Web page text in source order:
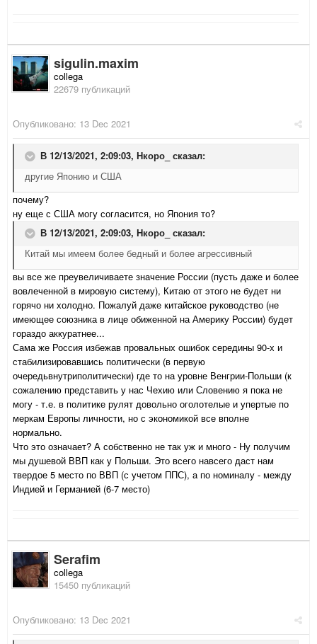
sigulin.maxim
collega
22679 публикаций
Опубликовано: 13 Dec 2021
В 12/13/2021, 2:09:03, Нкоро_ сказал:
другие Японию и США
почему?
ну еще с США могу согласится, но Япония то?
В 12/13/2021, 2:09:03, Нкоро_ сказал:
Китай мы имеем более бедный и более агрессивный
вы все же преувеличиваете значение России (пусть даже и более
вовлеченной в мировую систему), Китаю от этого не будет ни
горячо ни холодно. Пожалуй даже китайское руководство (не
имеющее союзника в лице обиженной на Америку России) будет
гораздо аккуратнее...
Сама же Россия избежав провальных ошибок середины 90-х и
стабилизировавшись политически (в первую
очередьвнутриполитически) где то на уровне Венгрии-Польши (к
сожалению представить у нас Чехию или Словению я пока не
могу - т.е. в политике рулят довольно оголотелые и упертые по
меркам Европы личности, но с экономикой все вполне
нормально.
Что это означает? А собственно не так уж и много - Ну получим
мы душевой ВВП как у Польши. Это всего навсего даст нам
твердое 5 место по ВВП (с учетом ППС), а по номиналу - между
Индией и Германией (6-7 место)
Serafim
collega
15450 публикаций
Опубликовано: 13 Dec 2021